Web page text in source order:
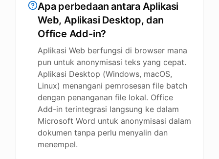
Apa perbedaan antara Aplikasi
Web, Aplikasi Desktop, dan
Office Add-in?
Aplikasi Web berfungsi di browser mana
pun untuk anonymisasi teks yang cepat.
Aplikasi Desktop (Windows, macOS,
Linux) menangani pemrosesan file batch
dengan penanganan file lokal. Office
Add-in terintegrasi langsung ke dalam
Microsoft Word untuk anonymisasi dalam
dokumen tanpa perlu menyalin dan
menempel.